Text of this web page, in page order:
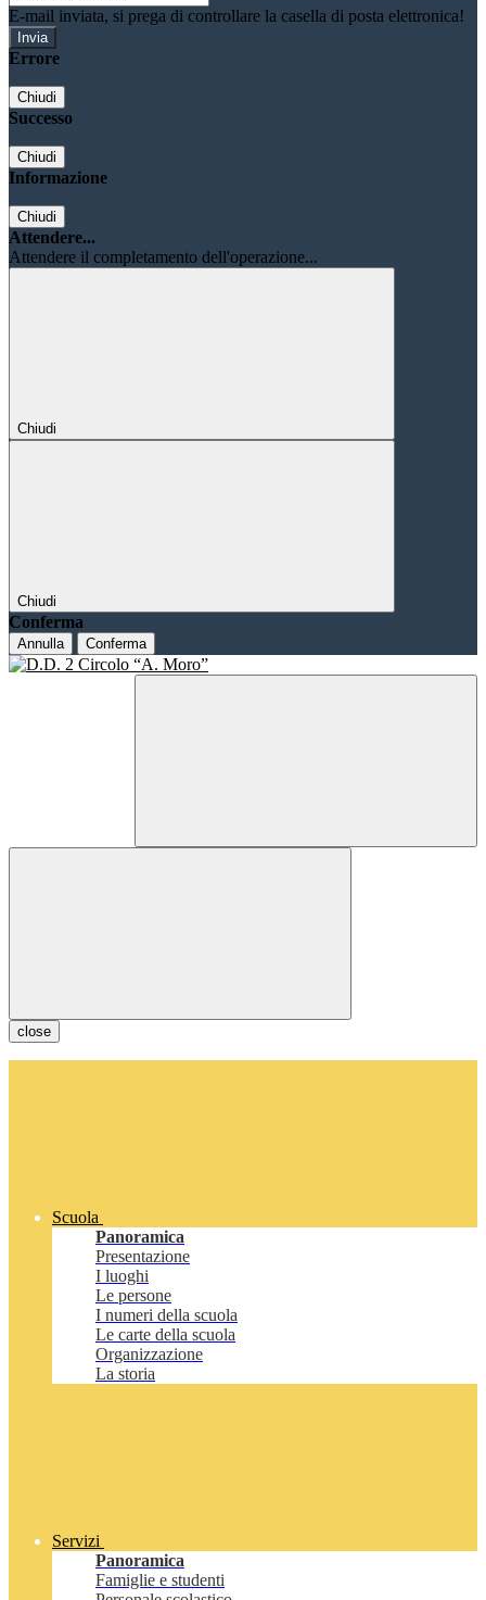
E-mail inviata, si prega di controllare la casella di posta elettronica!
Errore
Chiudi
Successo
Chiudi
Informazione
Chiudi
Attendere...
Attendere il completamento dell'operazione...
Chiudi
Chiudi
Conferma
Annulla Conferma
close
Scuola
Panoramica
Presentazione
I luoghi
Le persone
I numeri della scuola
Le carte della scuola
Organizzazione
La storia
Servizi
Panoramica
Famiglie e studenti